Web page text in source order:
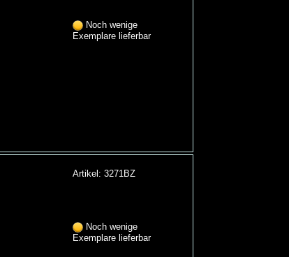
Noch wenige
Exemplare lieferbar
Artikel: 3271BZ
Noch wenige
Exemplare lieferbar